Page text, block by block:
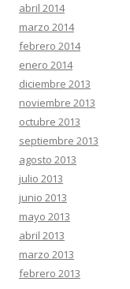
abril 2014
marzo 2014
febrero 2014
enero 2014
diciembre 2013
noviembre 2013
octubre 2013
septiembre 2013
agosto 2013
julio 2013
junio 2013
mayo 2013
abril 2013
marzo 2013
febrero 2013